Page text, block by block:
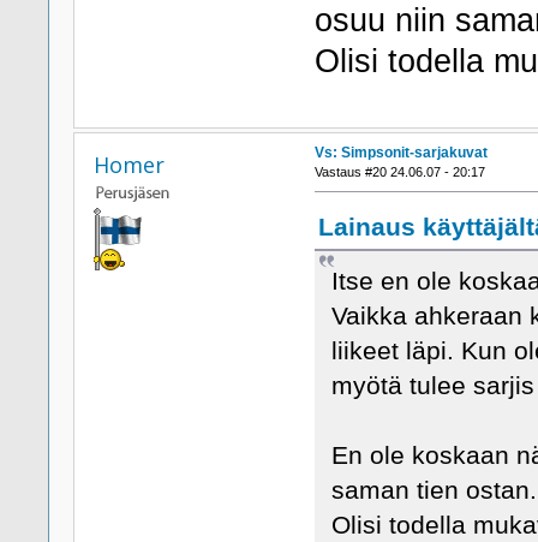
osuu niin
Olisi todella
Homer Vs: Simpsonit-sarjakuvat
Vastaus #20 24.06.07 - 20:17
Lainaus
Itse en ole
Vaikka ahkeraan
liikeet läpi. Kun
myötä tulee
En ole koskaan
saman tien ostan.
Olisi todella